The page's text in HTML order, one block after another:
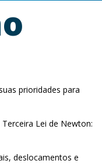
prioridades para
Lei de Newton:
deslocamentos e